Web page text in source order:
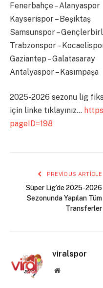
Fenerbahçe – Alanyaspor
Kayserispor – Beşiktaş
Samsunspor –
Trabzonspor –
Gaziantep – Galatasaray
Antalyaspor – Kasımpaşa
2025-2026 sezonu lig
için linke tıklayınız…
pageID=198
PREVIOUS ARTICLE
Süper Lig’de 2025-2026
Sezonunda Yapılan Tüm
Transferler
viralspor
Website